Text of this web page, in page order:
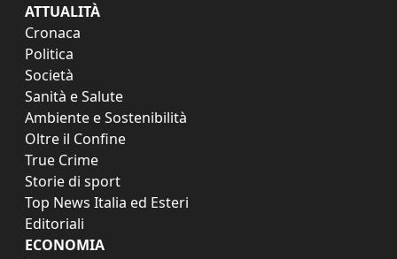
ATTUALITÀ
Cronaca
Politica
Società
Sanità e Salute
Ambiente e Sostenibilità
Oltre il Confine
True Crime
Storie di sport
Top News Italia ed Esteri
Editoriali
ECONOMIA